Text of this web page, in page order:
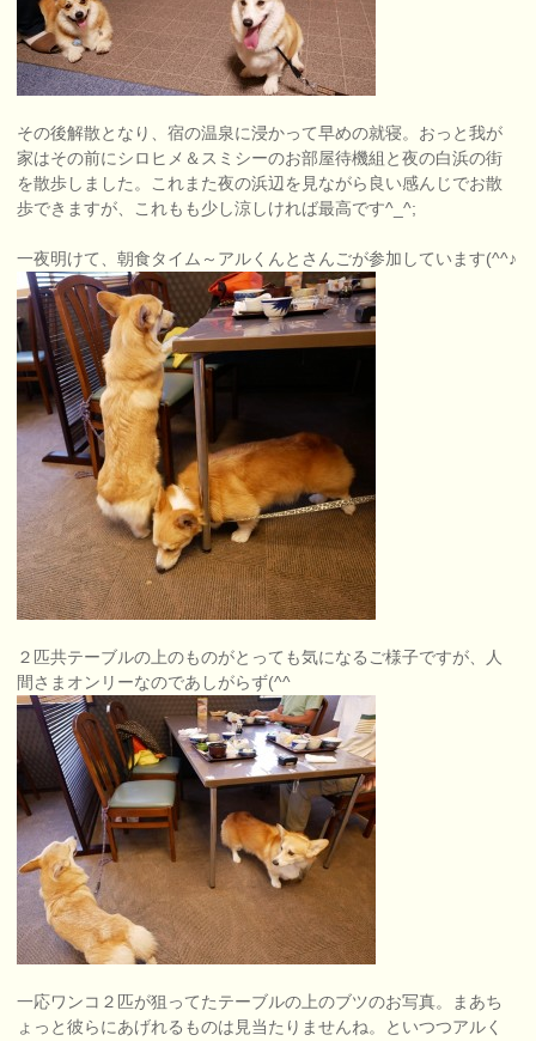
その後解散となり、宿の温泉に浸かって早めの就寝。おっと我が
家はその前にシロヒメ＆スミシーのお部屋待機組と夜の白浜の街
を散歩しました。これまた夜の浜辺を見ながら良い感んじでお散
歩できますが、これもも少し涼しければ最高です^_^;
一夜明けて、朝食タイム～アルくんとさんごが参加しています(^^♪
２匹共テーブルの上のものがとっても気になるご様子ですが、人
間さまオンリーなのであしがらず(^^ゞ
一応ワンコ２匹が狙ってたテーブルの上のブツのお写真。まあち
ょっと彼らにあげれるものは見当たりませんね。といつつアルく